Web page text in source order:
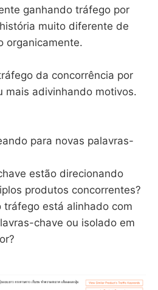
ganhando tráfego por
muito diferente de
organicamente.
da concorrência por
mais adivinhando motivos.
para novas palavras-
estão direcionando
produtos concorrentes?
tráfego está alinhado com
chave ou isolado em